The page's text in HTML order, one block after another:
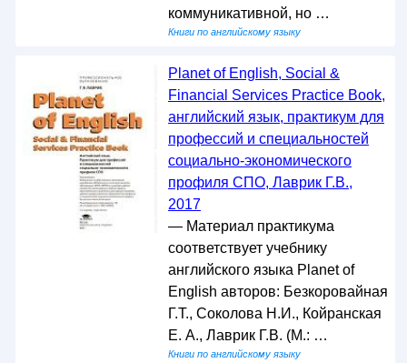
коммуникативной, но …
Книги по английскому языку
Planet of English, Social &
Financial Services Practice Book,
английский язык, практикум для
профессий и специальностей
социально-экономического
профиля СПО, Лаврик Г.В.,
2017
— Материал практикума
соответствует учебнику
английского языка Planet of
English авторов: Безкоровайная
Г.Т., Соколова Н.И., Койранская
Е. А., Лаврик Г.В. (М.: …
Книги по английскому языку